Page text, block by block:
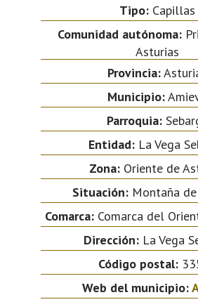
Tipo: Capillas
Comunidad autónoma:
Asturias
Provincia:
Municipio:
Parroquia:
Entidad:La Vega
Zona:Oriente de
Situación:Montaña de
Comarca:Comarca del
Dirección: La Vega
Código postal:
Web del municipio: